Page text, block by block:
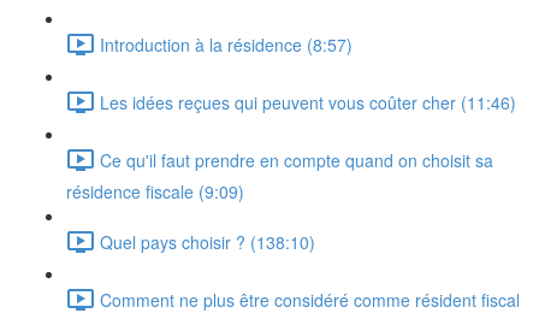
Introduction à la résidence (8:57)
Les idées reçues qui peuvent vous coûter cher (11:46)
Ce qu'il faut prendre en compte quand on choisit sa
résidence fiscale (9:09)
Quel pays choisir ? (138:10)
Comment ne plus être considéré comme résident fiscal